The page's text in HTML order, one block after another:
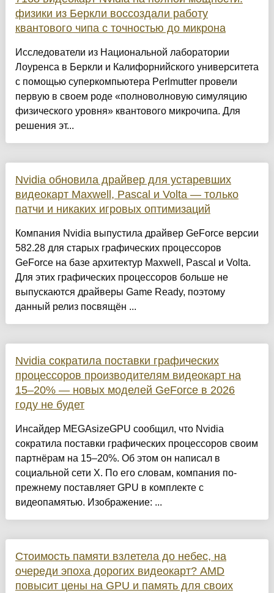
физики из Беркли воссоздали работу
квантового чипа с точностью до микрона
Исследователи из Национальной лаборатории
Лоуренса в Беркли и Калифорнийского университета
с помощью суперкомпьютера Perlmutter провели
первую в своем роде «полноволновую симуляцию
физического уровня» квантового микрочипа. Для
решения эт...
Nvidia обновила драйвер для устаревших
видеокарт Maxwell, Pascal и Volta — только
патчи и никаких игровых оптимизаций
Компания Nvidia выпустила драйвер GeForce версии
582.28 для старых графических процессоров
GeForce на базе архитектур Maxwell, Pascal и Volta.
Для этих графических процессоров больше не
выпускаются драйверы Game Ready, поэтому
данный релиз посвящён ...
Nvidia сократила поставки графических
процессоров производителям видеокарт на
15–20% — новых моделей GeForce в 2026
году не будет
Инсайдер MEGAsizeGPU сообщил, что Nvidia
сократила поставки графических процессоров своим
партнёрам на 15–20%. Об этом он написал в
социальной сети X. По его словам, компания по-
прежнему поставляет GPU в комплекте с
видеопамятью. Изображение: ...
Стоимость памяти взлетела до небес, на
очереди эпоха дорогих видеокарт? AMD
повысит цены на GPU и память для своих